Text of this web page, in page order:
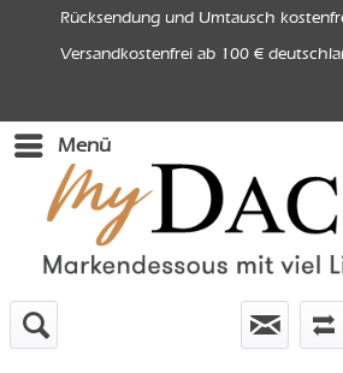
Rücksendung und Umtausch
Versandkostenfrei ab 100 €
Menü